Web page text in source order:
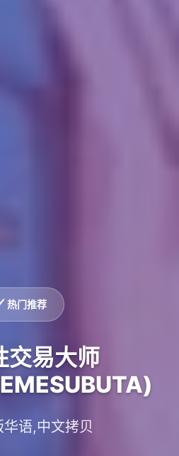
热门推荐
交易大师
语,中文拷贝